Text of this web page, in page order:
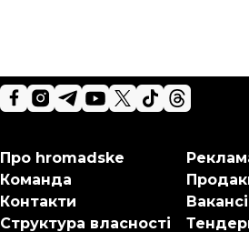
Про hromadske
Команда
Контакти
Структура власності